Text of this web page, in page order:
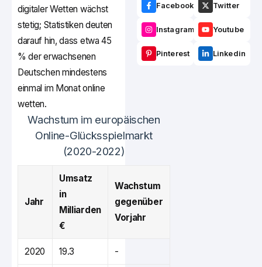
digitaler Wetten wächst
stetig; Statistiken deuten
darauf hin, dass etwa 45
% der erwachsenen
Deutschen mindestens
einmal im Monat online
wetten.
Wachstum im europäischen
Online-Glücksspielmarkt
(2020-2022)
Jahr
Umsatz
in
Milliarden
€
Wachstum
gegenüber
Vorjahr
2020 19.3 -
Facebook Twitter
Instagram Youtube
Pinterest Linkedin